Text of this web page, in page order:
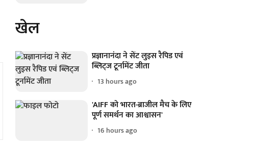
खेल
प्रज्ञानानंदा ने सेंट लुइस रैपिड एवं
ब्लिट्ज टूर्नामेंट जीता
13 hours ago
'AIFF को भारत-ब्राजील मैच के लिए
पूर्ण समर्थन का आश्वासन'
16 hours ago